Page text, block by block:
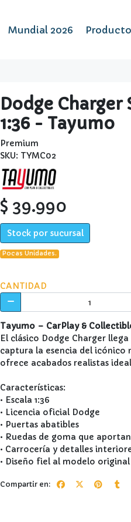
Mundial 2026
Dodge
1:36 - Tayumo
Premium
SKU: TYMC02
$ 39.990
Stock por sucursal
Pocas Unidades.
CANTIDAD
Tayumo – CarPlay &
El clásico Dodge Charger
captura la esencia del icónico
ofrece acabados realistas
Características:
• Escala 1:36
• Licencia oficial Dodge
• Puertas abatibles
• Ruedas de goma que
• Carrocería y detalles
• Diseño fiel al modelo original
Compartir en: